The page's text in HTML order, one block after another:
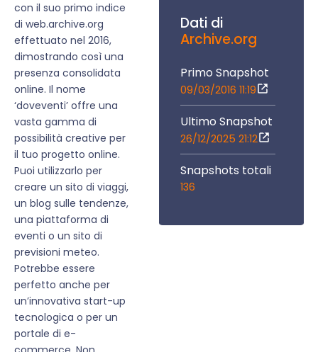
con il suo primo indice
di web.archive.org
effettuato nel 2016,
dimostrando così una
presenza consolidata
online. Il nome
‘doveventi’ offre una
vasta gamma di
possibilità creative per
il tuo progetto online.
Puoi utilizzarlo per
creare un sito di viaggi,
un blog sulle tendenze,
una piattaforma di
eventi o un sito di
previsioni meteo.
Potrebbe essere
perfetto anche per
un’innovativa start-up
tecnologica o per un
portale di e-
Dati di
Archive.org
Primo Snapshot
09/03/2016 11:19
Ultimo Snapshot
26/12/2025 21:12
Snapshots totali
136